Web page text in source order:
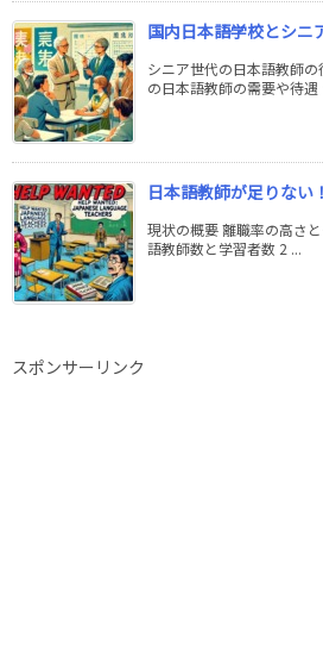
国内日本語学校とシニ
シニア世代の日本語教師
の日本語教師の需要や待遇
日本語教師が足りない
現状の概要 離職率の高さ
語教師数と学習者数 2 ...
スポンサーリンク